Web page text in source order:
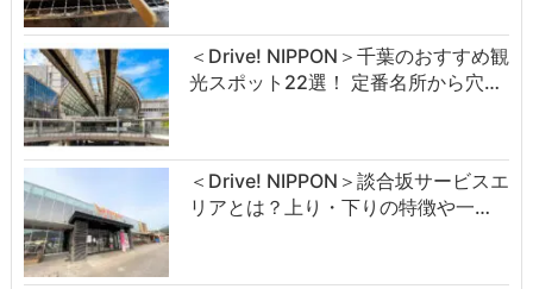
＜Drive! NIPPON＞千葉のおすすめ観
光スポット22選！ 定番名所から穴…
＜Drive! NIPPON＞談合坂サービスエ
リアとは？上り・下りの特徴や一…